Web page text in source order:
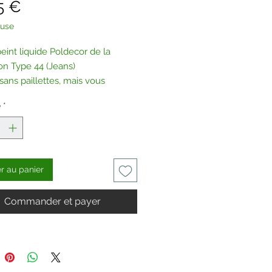
€
liquide Poldecor de la
Type 44 (Jeans)
paillettes, mais vous
nous
*
au panier
Commander et payer